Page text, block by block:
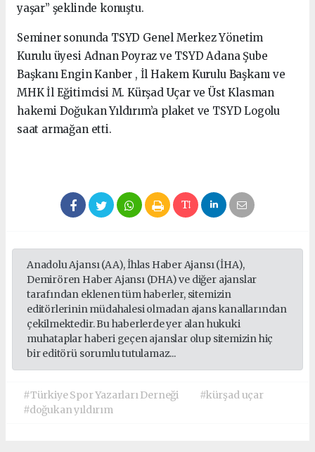
yaşar” şeklinde konuştu.
Seminer sonunda TSYD Genel Merkez Yönetim
Kurulu üyesi Adnan Poyraz ve TSYD Adana Şube
Başkanı Engin Kanber , İl Hakem Kurulu Başkanı ve
MHK İl Eğitimcisi M. Kürşad Uçar ve Üst Klasman
hakemi Doğukan Yıldırım’a plaket ve TSYD Logolu
saat armağan etti.
Anadolu Ajansı (AA), İhlas Haber Ajansı (İHA),
Demirören Haber Ajansı (DHA) ve diğer ajanslar
tarafından eklenen tüm haberler, sitemizin
editörlerinin müdahalesi olmadan ajans kanallarından
çekilmektedir. Bu haberlerde yer alan hukuki
muhataplar haberi geçen ajanslar olup sitemizin hiç
bir editörü sorumlu tutulamaz...
#Türkiye Spor Yazarları Derneği
#kürşad uçar
#doğukan yıldırım